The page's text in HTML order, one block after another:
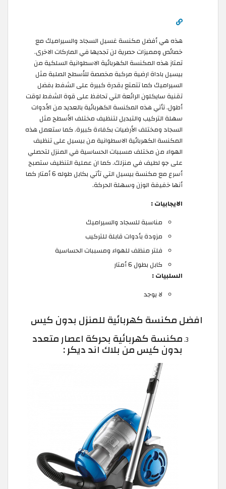
هذه هي أفضل مكنسة غسيل السجاد والسيراميك مع
خصائص ومميزات حصرية لن تجديها في الماركات الاخرى.
تمتاز هذه المكنسة الكهربائية الاسطوانية السلكية من
بيسيل باداة ارضية مركبة مخصصة للأسطح الصلبة مثل
السيراميك كما تتمتع بقدرة كبيرة على الشفط بفضل
تقنية سايكلون الرائعة التي تحافظ على قوة الشفط لوقت
أطول. تأتي هذه المكنسة الكهربائية بالعديد من الأدوات
سهلة التركيب والتبديل لتنظيف مختلف الأسطح مثل
السجاد ومختلف الأرضيات بكفاءة كبيرة. كما ستعمل هذه
المكنسة الكهربائية الاسطوانية من بيسيل على تنظيف
الهواء من مختلف مسببات الحساسية في المنزل لتحصلي
على جو لطيف في منزلك. كما ان عملية التنظيف ستصبح
أسرع مع مكنسة بيسيل التي تأتي بكابل طوله 6 أمتار كما
أنها خفيفة الوزن وسهلة الحركة.
الايجابيات :
مناسبة للسجاد والسيراميك
مزودة بأدوات قابلة للتركيب
فلتر منظف للهواء ومسببات الحساسية
كابل بطول 6 أمتار
السلبيات :
لا يوجد
افضل مكنسة كهربائية للمنزل بدون كيس
مكنسة كهربائية بحركة اعصار متعدد
بدون كيس من بلاك اند ديكر :